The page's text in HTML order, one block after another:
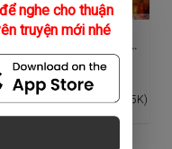
nghe cho thuận
truyện mới nhé
Đao Kiếm Thần Hoàng
AI Nam
(3.5K)